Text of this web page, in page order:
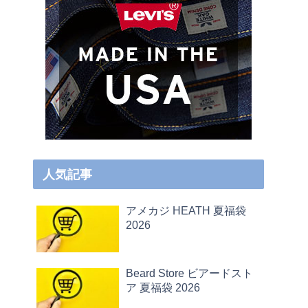
人気記事
アメカジ HEATH 夏福袋
2026
Beard Store ビアードスト
ア 夏福袋 2026